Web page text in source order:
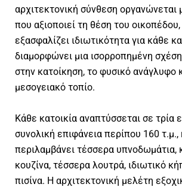
αρχιτεκτονική σύνθεση οργανώνεται
που αξιοποιεί τη θέση του οικοπέδου,
εξασφαλίζει ιδιωτικότητα για κάθε
διαμορφώνει μια ισορροπημένη
στην κατοίκηση, το φυσικό ανάγλυφο
μεσογειακό τοπίο.
Κάθε κατοικία αναπτύσσεται σε τρία
συνολική επιφάνεια περίπου 160 τ.μ.,
περιλαμβάνει τέσσερα υπνοδωμάτια,
κουζίνα, τέσσερα λουτρά, ιδιωτικό
πισίνα. Η αρχιτεκτονική μελέτη